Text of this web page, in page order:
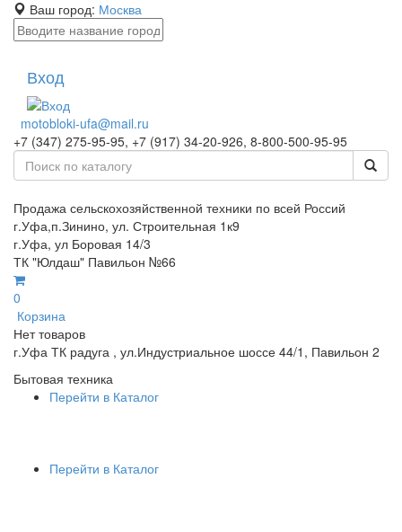
Ваш город: Москва
Вход
motobloki-ufa@mail.ru
+7 (347) 275-95-95, +7 (917) 34-20-926, 8-800-500-95-95
Продажа сельскохозяйственной техники по всей Россий
г.Уфа,п.Зинино, ул. Строительная 1к9
г.Уфа, ул Боровая 14/3
ТК "Юлдаш" Павильон №66
0
Корзина
Нет товаров
г.Уфа ТК радуга , ул.Индустриальное шоссе 44/1, Павильон 2
Бытовая техника
Перейти в Каталог
Перейти в Каталог